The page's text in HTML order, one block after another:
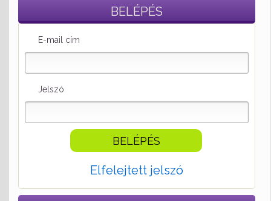
BELÉPÉS
E-mail cím
Jelszó
Elfelejtett jelszó